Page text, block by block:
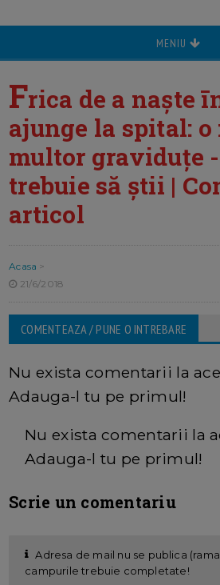
MENIU
Frica de a naște
ajunge la spital: o
multor graviduțe
trebuie să știi |
articol
Acasa >
21/6/2018
COMENTEAZA / PUNE O INTREBARE
Nu exista comentarii la
Adauga-l tu pe primul!
Nu exista comentarii la
Adauga-l tu pe primul!
Scrie un comentariu
Adresa de mail nu se publica
campurile trebuie completate!